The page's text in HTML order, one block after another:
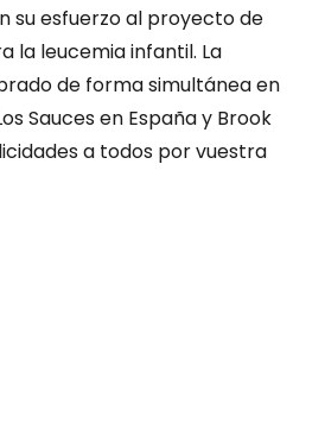
su esfuerzo al proyecto de
la leucemia infantil. La
de forma simultánea en
Sauces en España y Brook
a todos por vuestra